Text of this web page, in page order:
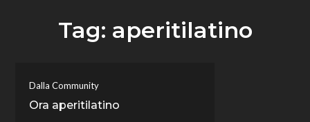
Tag: aperitilatino
Dalla Community
Ora aperitilatino